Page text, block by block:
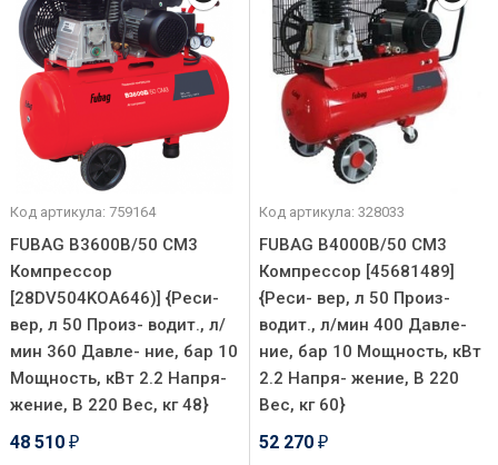
Код артикула: 759164
FUBAG B3600B/50 CM3
Компрессор
[28DV504KOA646)] {Реси-
вер, л 50 Произ- водит., л/
мин 360 Давле- ние, бар 10
Мощность, кВт 2.2 Напря-
жение, В 220 Вес, кг 48}
48 510 ₽
Код артикула: 328033
FUBAG B4000B/50 СМ3
Компрессор [45681489]
{Реси- вер, л 50 Произ-
водит., л/мин 400 Давле-
ние, бар 10 Мощность, кВт
2.2 Напря- жение, В 220
Вес, кг 60}
52 270 ₽